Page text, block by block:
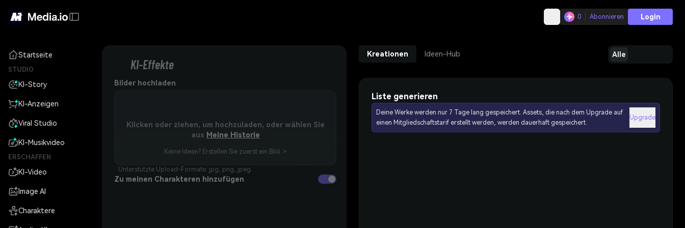
0 Abonnieren Login
Startseite
STUDIO
KI-Story
KI-Anzeigen
Viral Studio
KI-Musikvideo
ERSCHAFFEN
KI-Video
Image AI
Charaktere
KI-Effekte
Bilder hochladen
Klicken oder ziehen, um hochzuladen, oder wählen Sie
aus Meine Historie
Keine Ideen? Erstellen Sie zuerst ein Bild. >
Unterstützte Upload-Formate: jpg, png, jpeg.
Zu meinen Charakteren hinzufügen
Kreationen Ideen-Hub Alle
Liste generieren
Deine Werke werden nur 7 Tage lang gespeichert. Assets, die nach dem Upgrade auf
einen Mitgliedschaftstarif erstellt werden, werden dauerhaft gespeichert.
Upgrade